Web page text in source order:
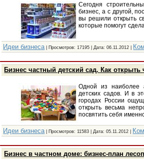
Сегодня
бизнес, а с другой,
вы решили открыть
которые помогут
Идеи бизнеса | Просмотров: 17195 | Дата:06.11.2012
Бизнес частный детский сад. Как открыть
Одной из наиболее
детских садов. И в
городах России
открыть весьма
посвятить себя
Идеи бизнеса | Просмотров: 11583 | Дата:05.11.2012
Бизнес в частном доме: бизнес-план